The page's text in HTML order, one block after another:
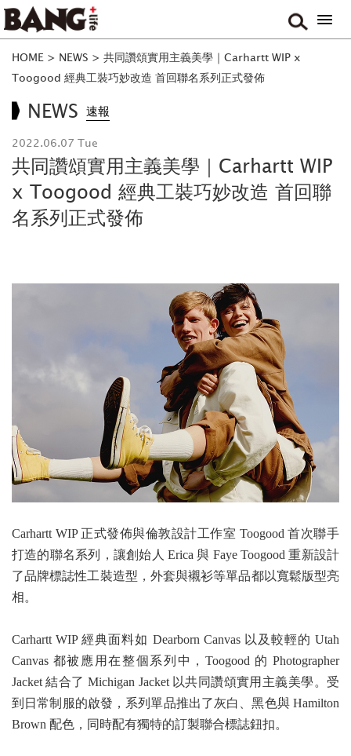
HOME > NEWS > 共同讚頌實用主義美學｜Carhartt WIP x
Toogood 經典工裝巧妙改造 首回聯名系列正式發佈
NEWS 速報
2022.06.07 Tue
共同讚頌實用主義美學｜Carhartt WIP
x Toogood 經典工裝巧妙改造 首回聯
名系列正式發佈
Carhartt WIP 正式發佈與倫敦設計工作室 Toogood 首次聯手
打造的聯名系列，讓創始人 Erica 與 Faye Toogood 重新設計
了品牌標誌性工裝造型，外套與襯衫等單品都以寬鬆版型亮
相。
Carhartt WIP 經典面料如 Dearborn Canvas 以及較輕的 Utah
Canvas 都被應用在整個系列中，Toogood 的 Photographer
Jacket 結合了 Michigan Jacket 以共同讚頌實用主義美學。受
到日常制服的啟發，系列單品推出了灰白、黑色與 Hamilton
Brown 配色，同時配有獨特的訂製聯合標誌鈕扣。